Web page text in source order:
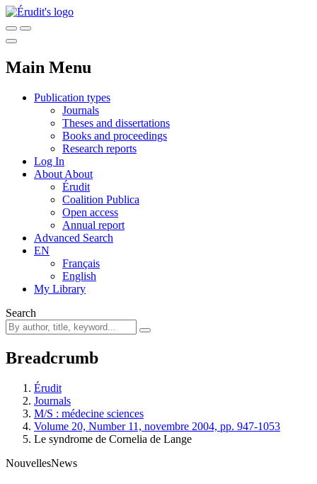
Main Menu
Publication types
Journals
Theses and dissertations
Books and proceedings
Research reports
Log In
About About
Érudit
Coalition Publica
Open access
Annual report
Advanced Search
EN
Français
English
My Library
Search
Breadcrumb
Érudit
Journals
M/S : médecine sciences
Volume 20, Number 11, novembre 2004, pp. 947-1053
Le syndrome de Cornelia de Lange
NouvellesNews